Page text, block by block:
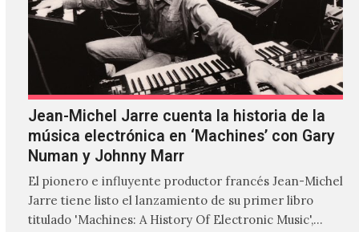
Jean-Michel Jarre cuenta la historia de la
música electrónica en ‘Machines’ con Gary
Numan y Johnny Marr
El pionero e influyente productor francés Jean-Michel
Jarre tiene listo el lanzamiento de su primer libro
titulado 'Machines: A History Of Electronic Music',